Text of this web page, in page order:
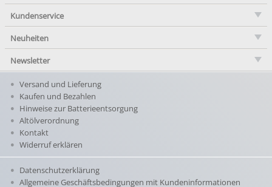
Kundenservice
Neuheiten
Newsletter
Versand und Lieferung
Kaufen und Bezahlen
Hinweise zur Batterieentsorgung
Altölverordnung
Kontakt
Widerruf erklären
Datenschutzerklärung
Allgemeine Geschäftsbedingungen mit Kundeninformationen